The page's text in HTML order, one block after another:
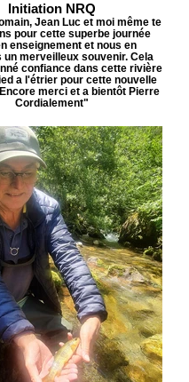
Initiation NRQ
Jean Luc et moi même te
pour cette superbe journée
enseignement et nous en
un merveilleux souvenir. Cela
confiance dans cette rivière
a l'étrier pour cette nouvelle
merci et a bientôt Pierre
Cordialement"